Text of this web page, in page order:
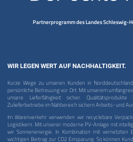
Partnerprogramm des Landes Schleswig-
WIR LEGEN WERT AUF NACHHALTIGKEIT.
Kurze Wege zu unseren Kunden in
persönliche Betreuung vor Ort. Mit unserem
unsere Lieferfähigkeit sicher.
Zulieferbetriebe im Nahbereich sichern Arbeits- und
Im Warenverkehr verwenden wir recyclebare
Logistikern. Mit unserer moderne PV-Anlage mit
wir Sonnenenergie. In Kombination mit vernetzten
wichtigen Beitrag zur CO2 Einsparung. So können